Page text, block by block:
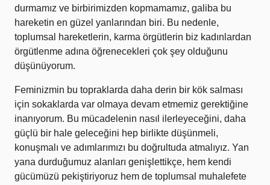
durmamız ve birbirimizden kopmamamız, galiba bu
hareketin en güzel yanlarından biri. Bu nedenle,
toplumsal hareketlerin, karma örgütlerin biz kadınlardan
örgütlenme adına öğrenecekleri çok şey olduğunu
düşünüyorum.
Feminizmin bu topraklarda daha derin bir kök salması
için sokaklarda var olmaya devam etmemiz gerektiğine
inanıyorum. Bu mücadelenin nasıl ilerleyeceğini, daha
güçlü bir hale geleceğini hep birlikte düşünmeli,
konuşmalı ve adımlarımızı bu doğrultuda atmalıyız. Yan
yana durduğumuz alanları genişlettikçe, hem kendi
gücümüzü pekiştiriyoruz hem de toplumsal muhalefete